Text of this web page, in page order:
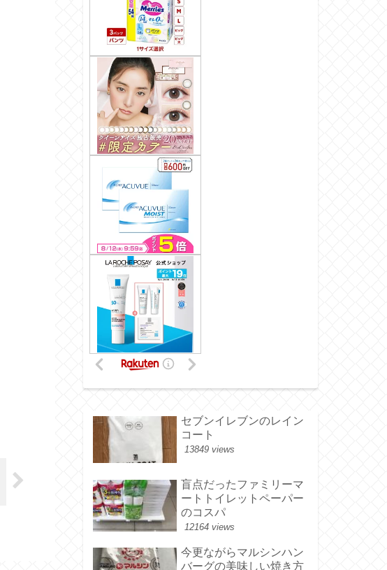
セブンイレブンのレイン
コート
13849 views
盲点だったファミリーマ
ートトイレットペーパー
のコスパ
12164 views
今更ながらマルシンハン
バーグの美味しい焼き方